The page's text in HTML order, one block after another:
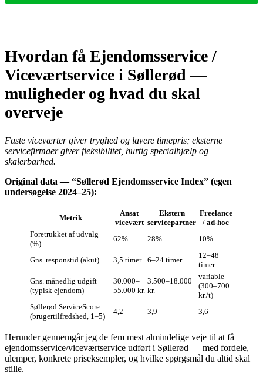
Hvordan få Ejendomsservice /
Viceværtservice i Søllerød —
muligheder og hvad du skal
overveje
Faste viceværter giver tryghed og lavere timepris; eksterne
servicefirmaer giver fleksibilitet, hurtig specialhjælp og
skalerbarhed.
Original data — “Søllerød Ejendomsservice Index” (egen
undersøgelse 2024–25):
Metrik
Ansat
vicevært
Ekstern
servicepartner
Freelance
/ ad‑hoc
Foretrukket af udvalg
(%)
62% 28% 10%
Gns. responstid (akut) 3,5 timer 6–24 timer
12–48
timer
Gns. månedlig udgift
(typisk ejendom)
30.000–
55.000 kr.
3.500–18.000
kr.
variable
(300–700
kr./t)
Søllerød ServiceScore
(brugertilfredshed, 1–5)
4,2 3,9 3,6
Herunder gennemgår jeg de fem mest almindelige veje til at få
ejendomsservice/viceværtservice udført i Søllerød — med fordele,
ulemper, konkrete priseksempler, og hvilke spørgsmål du altid skal
stille.